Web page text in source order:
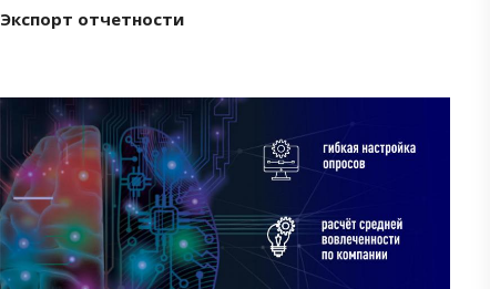
Экспорт отчетности
Смотреть проект